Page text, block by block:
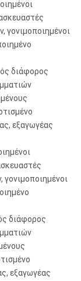
απότομα
T76, T86,
TT76, TT86,
T2 76, T2
TB66, TB76,
101, T6-116,
101, T6S-
γονιμοποιημένοι
διάφορος
εξαγωγέας
γονιμοποιημένοι
διάφορος
εξαγωγέας